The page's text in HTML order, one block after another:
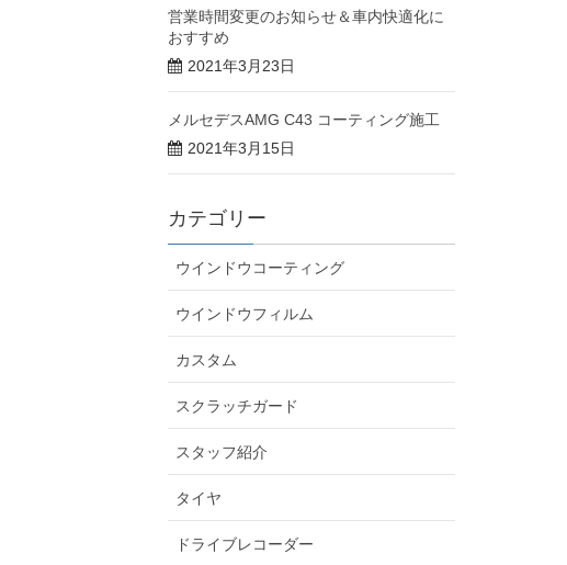
営業時間変更のお知らせ＆車内快適化に
おすすめ
2021年3月23日
メルセデスAMG C43 コーティング施工
2021年3月15日
カテゴリー
ウインドウコーティング
ウインドウフィルム
カスタム
スクラッチガード
スタッフ紹介
タイヤ
ドライブレコーダー